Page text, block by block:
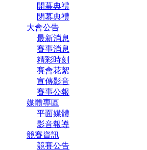
開幕典禮
閉幕典禮
大會公告
最新消息
賽事消息
精彩時刻
賽會花絮
宣傳影音
賽事公報
媒體專區
平面媒體
影音報導
競賽資訊
競賽公告